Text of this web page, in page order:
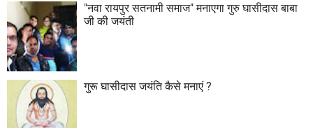
"नवा रायपुर सतनामी समाज" मनाएगा गुरु घासीदास बाबा
जी की जयंती
गुरू घासीदास जयंति कैसे मनाएं ?